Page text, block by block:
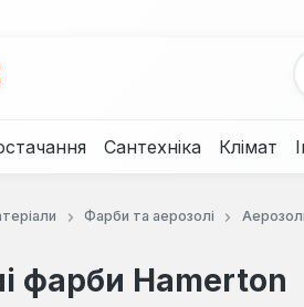
Сантехніка Клімат
Фарби та аерозолі
фарби Hamerton